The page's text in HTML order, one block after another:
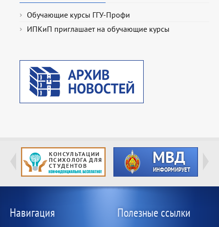
Обучающие курсы ГГУ-Профи
ИПКиП приглашает на обучающие курсы
Навигация Полезные ссылки